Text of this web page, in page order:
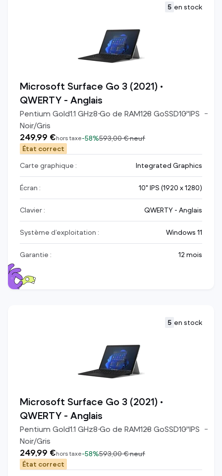
5 en stock
Microsoft Surface Go 3 (2021) •
QWERTY - Anglais
Pentium Gold1.1 GHz8Go de RAM128 GoSSD10"IPS
Noir/Gris
249,99 €hors taxe-58%593,00 €neuf
État correct
Carte graphique :
Integrated Graphics
Écran : 10" IPS (1920 x 1280)
Clavier : QWERTY - Anglais
Système d’exploitation : Windows 11
Garantie : 12 mois
5 en stock
Microsoft Surface Go 3 (2021) •
QWERTY - Anglais
Pentium Gold1.1 GHz8Go de RAM128 GoSSD10"IPS
Noir/Gris
249,99 €hors taxe-58%593,00 €neuf
État correct